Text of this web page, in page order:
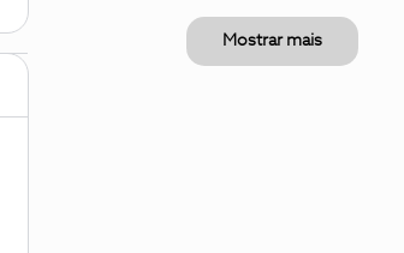
Mostrar mais